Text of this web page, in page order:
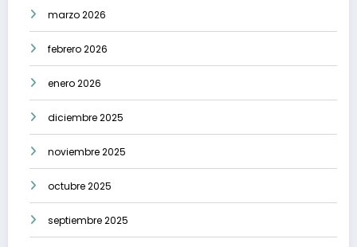
marzo 2026
febrero 2026
enero 2026
diciembre 2025
noviembre 2025
octubre 2025
septiembre 2025